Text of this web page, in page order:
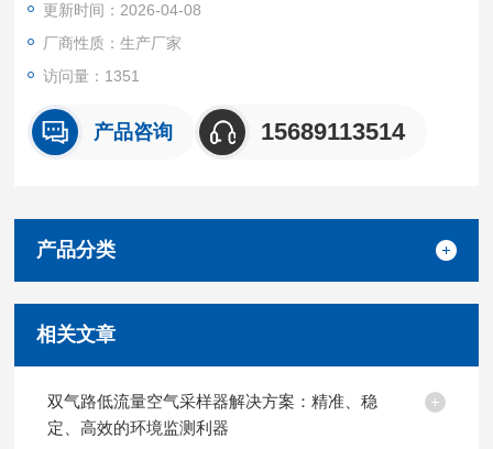
更新时间：2026-04-08
厂商性质：生产厂家
访问量：1351
产品咨询 15689113514
产品分类
相关文章
双气路低流量空气采样器解决方案：精准、稳
定、高效的环境监测利器